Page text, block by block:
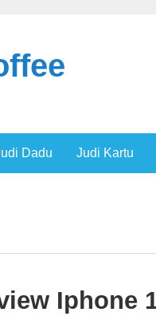
Dadu Judi Kartu
Iphone